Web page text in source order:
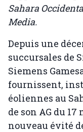
Sahara
Media.
Depuis une
succursales de
Siemens
fournissent,
éoliennes au
de son AG du 17
nouveau évité